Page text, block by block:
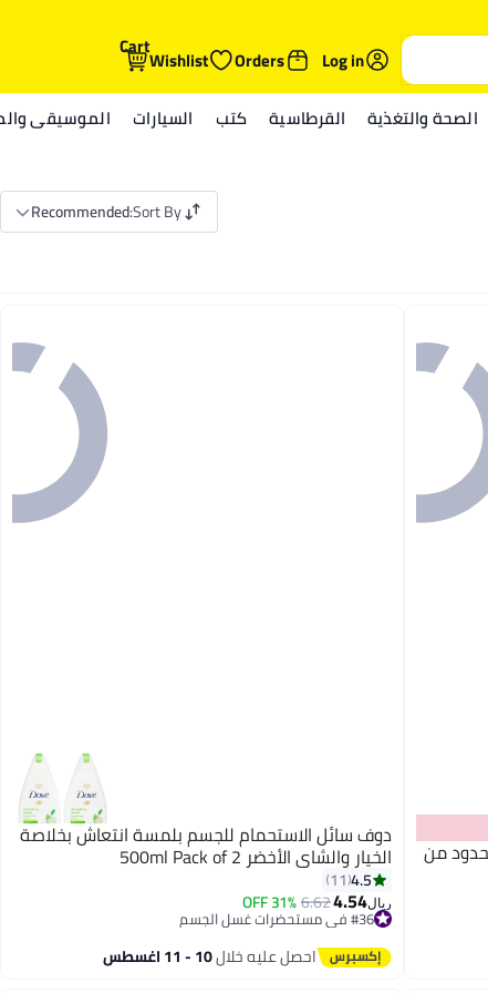
Log in
Orders
Wishlist
Cart
الصحة والتغذية القرطاسية كتب السيارات الموسيقى
Sort By
:
Recommended
من
دوف سائل الاستحمام للجسم بلمسة انتعاش بخلاصة
الخيار والشاي الأخضر 500ml Pack of 2
4.5
11
ريال4.54
6.62
31% OFF
#36 في مستحضرات غسل الجسم
تم بيع +20 مؤخرًا
#36 في مستحضرات غسل الجسم احصل عليه خلال10 - 11 اغسطس